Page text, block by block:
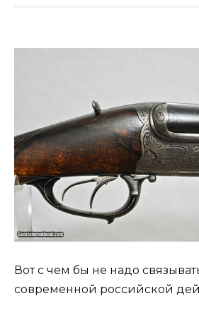
Вот с чем бы не надо
современной российской